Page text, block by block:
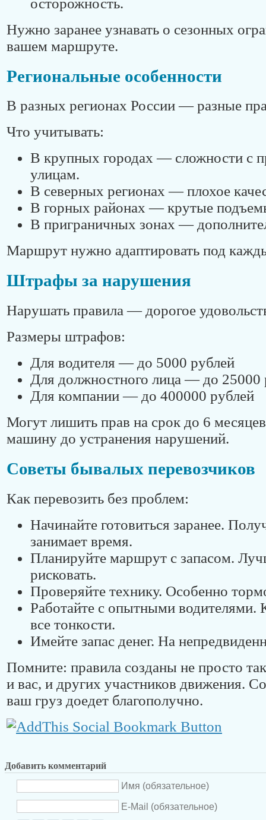
Нужно заранее узнавать о сезонных
вашем маршруте.
Региональные особенности
В разных регионах России — разные
Что учитывать:
В крупных городах — сложности с
улицам.
В северных регионах — плохое
В горных районах — крутые
В приграничных зонах —
Маршрут нужно адаптировать под
Штрафы за нарушения
Нарушать правила — дорогое
Размеры штрафов:
Для водителя — до 5000 рублей
Для должностного лица — до 25000
Для компании — до 400000 рублей
Могут лишить прав на срок до 6
машину до устранения нарушений.
Советы бывалых перевозчиков
Как перевозить без проблем:
Начинайте готовиться заранее.
занимает время.
Планируйте маршрут с запасом.
рисковать.
Проверяйте технику. Особенно
Работайте с опытными водителями.
все тонкости.
Имейте запас денег. На
Помните: правила созданы не просто
и вас, и других участников движения.
ваш груз доедет благополучно.
Добавить комментарий
Имя (обязательное)
E-Mail (обязательное)